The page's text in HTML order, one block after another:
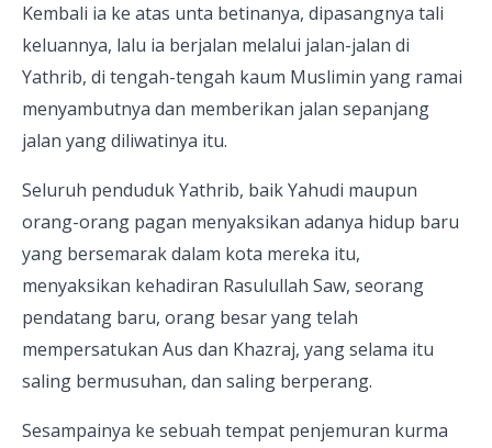
Kembali ia ke atas unta betinanya, dipasangnya tali
keluannya, lalu ia berjalan melalui jalan-jalan di
Yathrib, di tengah-tengah kaum Muslimin yang ramai
menyambutnya dan memberikan jalan sepanjang
jalan yang diliwatinya itu.
Seluruh penduduk Yathrib, baik Yahudi maupun
orang-orang pagan menyaksikan adanya hidup baru
yang bersemarak dalam kota mereka itu,
menyaksikan kehadiran Rasulullah Saw, seorang
pendatang baru, orang besar yang telah
mempersatukan Aus dan Khazraj, yang selama itu
saling bermusuhan, dan saling berperang.
Sesampainya ke sebuah tempat penjemuran kurma